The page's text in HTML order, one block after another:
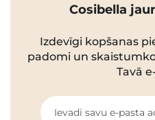
Cosibella
Izdevīgi kopšanas
padomi un
Tavā
Ievadi savu e-pasta